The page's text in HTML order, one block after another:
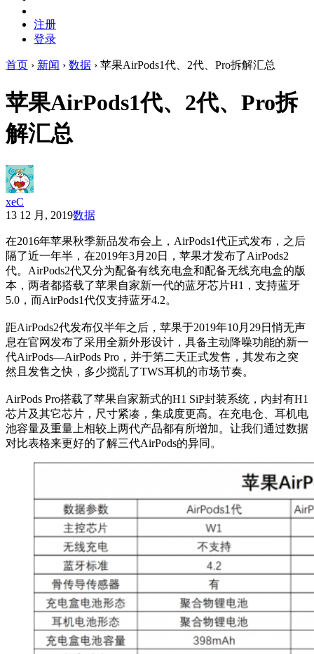
注册
登录
首页 › 新闻 › 数据 › 苹果AirPods1代、2代、Pro拆解汇总
苹果AirPods1代、2代、Pro拆
解汇总
xeC
13 12 月, 2019数据
在2016年苹果秋季新品发布会上，AirPods1代正式发布，之后
隔了近一年半，在2019年3月20日，苹果才发布了AirPods2
代。AirPods2代又分为配备有线充电盒和配备无线充电盒的版
本，两者都搭载了苹果自家新一代的蓝牙芯片H1，支持蓝牙
5.0，而AirPods1代仅支持蓝牙4.2。
距AirPods2代发布仅半年之后，苹果于2019年10月29日悄无声
息在官网发布了采用全新外形设计，具备主动降噪功能的新一
代AirPods—AirPods Pro，并于第二天正式发售，其发布之突
然且发售之快，多少搅乱了TWS耳机的市场节奏。
AirPods Pro搭载了苹果自家新式的H1 SiP封装系统，内封有H1
芯片及其它芯片，尺寸紧凑，集成度更高。在充电仓、耳机电
池容量及重量上相较上两代产品都有所增加。让我们通过数据
对比表格来更好的了解三代AirPods的异同。